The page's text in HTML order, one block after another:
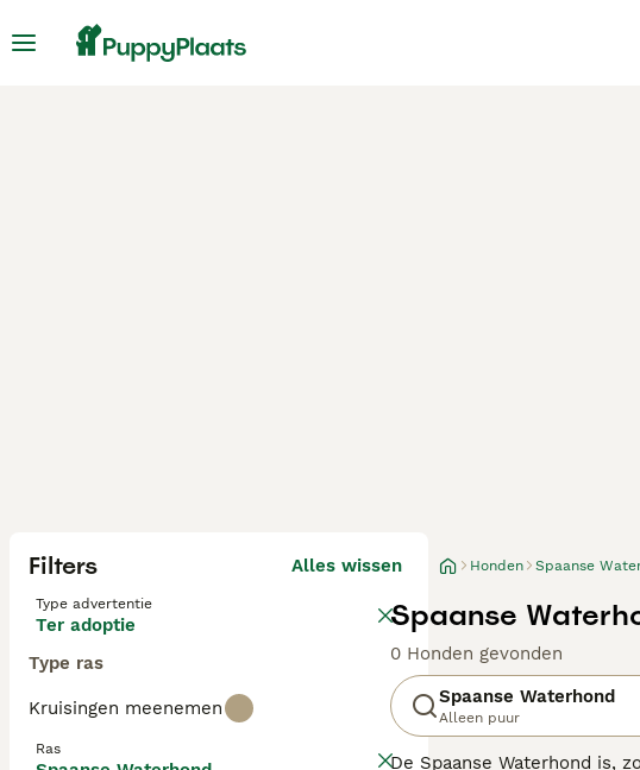
Filters Alles wissen
Type advertentie
Ter adoptie
Type ras
Kruisingen meenemen
Ras
Honden Spaanse
Spaanse
0 Honden gevonden
Spaanse Waterhond
Alleen puur
De Spaanse Waterhond is,